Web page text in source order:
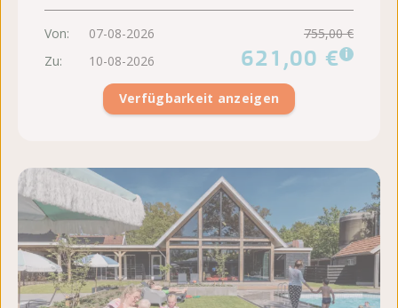
Von: 07-08-2026
755,00 €
Zu:
10-08-2026 621,00 € i
Verfügbarkeit anzeigen